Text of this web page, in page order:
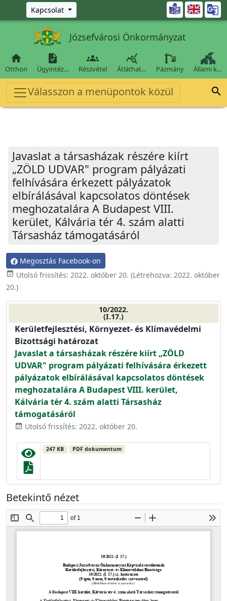
Ugrás a fő tartalomra
Kapcsolat 
Józsefvárosi Önkormányzat

Otthon

Ügyintéz…

Részvétel

Átláthat… Pázmány Állami k…
Válasszon a menüpontok közül 
Javaslat a társasházak részére kiírt
„ZÖLD UDVAR" program pályázati
felhívására érkezett pályázatok
elbírálásával kapcsolatos döntések
meghozatalára A Budapest VIII.
kerület, Kálvária tér 4. szám alatti
Társasház támogatásáról
Megosztás Facebook-on
event_available Utolsó frissítés: 2022. október 20. (Létrehozva: 2022. október
20.)
10/2022.
(I.17.)
Kerületfejlesztési, Környezet- és Klímavédelmi
Bizottsági határozat
Javaslat a társasházak részére kiírt „ZÖLD
UDVAR" program pályázati felhívására érkezett
pályázatok elbírálásával kapcsolatos döntések
meghozatalára A Budapest VIII. kerület,
Kálvária tér 4. szám alatti Társasház
támogatásáról
event_available Utolsó frissítés: 2022. október 20.
247 KB PDF dokumentum
Betekintő nézet